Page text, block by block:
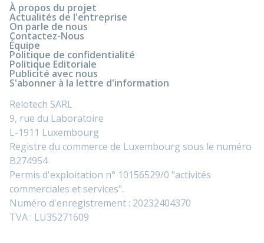
À propos du projet
Actualités de l'entreprise
On parle de nous
Contactez-Nous
Équipe
Politique de confidentialité
Politique Editoriale
Publicité avec nous
S'abonner à la lettre d'information
Relotech SARL
9, rue du Laboratoire
L-1911 Luxembourg
Registre du commerce de Luxembourg sous le numéro
B274954
Permis d'exploitation n° 10156529/0 "activités
commerciales et services".
Numéro d'enregistrement : 20232404370
TVA : LU35271609